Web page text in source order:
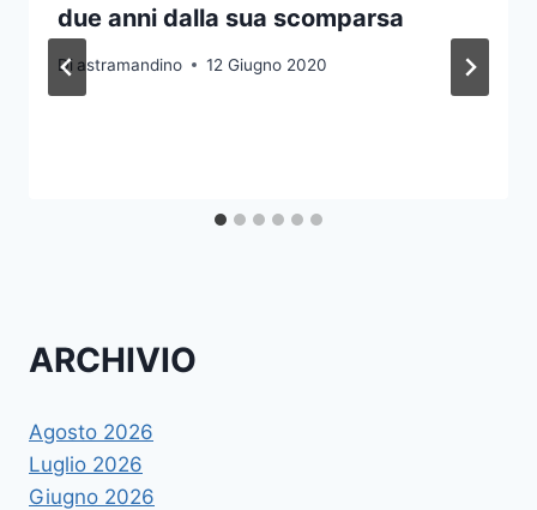
due anni dalla sua scomparsa
Di astramandino 12 Giugno 2020
ARCHIVIO
Agosto 2026
Luglio 2026
Giugno 2026